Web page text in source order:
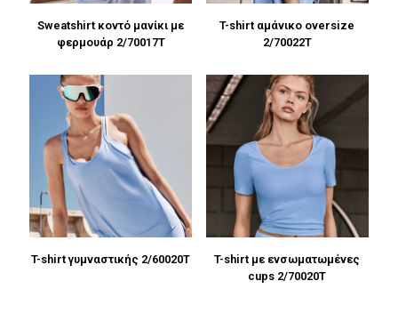
Sweatshirt κοντό μανίκι με
φερμουάρ 2/70017T
T-shirt αμάνικο oversize
2/70022T
T-shirt γυμναστικής 2/60020T
T-shirt με ενσωματωμένες
cups 2/70020T